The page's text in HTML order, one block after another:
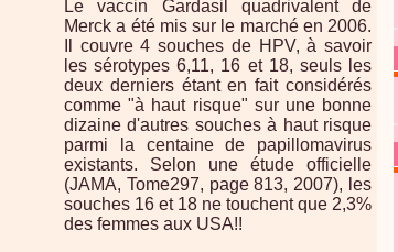
Le vaccin Gardasil quadrivalent de
Merck a été mis sur le marché en 2006.
Il couvre 4 souches de HPV, à savoir
les sérotypes 6,11, 16 et 18, seuls les
deux derniers étant en fait considérés
comme "à haut risque" sur une bonne
dizaine d'autres souches à haut risque
parmi la centaine de papillomavirus
existants. Selon une étude officielle
(JAMA, Tome297, page 813, 2007), les
souches 16 et 18 ne touchent que 2,3%
des femmes aux USA!!